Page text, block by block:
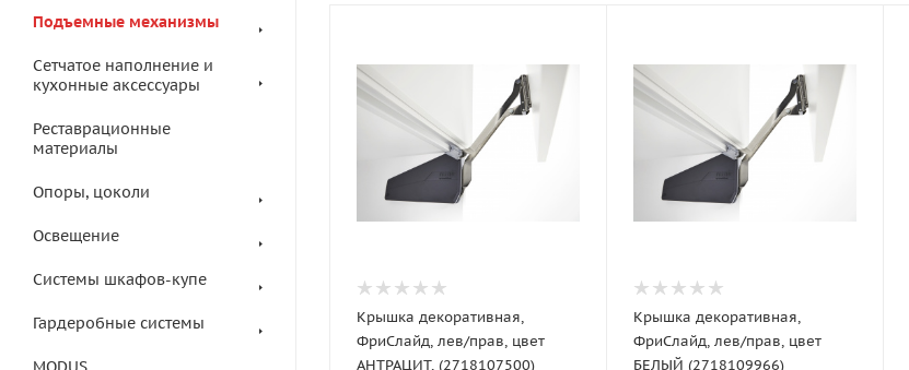
Подъемные механизмы
Сетчатое наполнение и
кухонные аксессуары
Реставрационные
материалы
Опоры, цоколи
Освещение
Системы шкафов-купе
Гардеробные системы
Крышка декоративная,
ФриСлайд, лев/прав, цвет
АНТРАЦИТ, (2718107500)
Крышка декоративная,
ФриСлайд, лев/прав, цвет
БЕЛЫЙ (2718109966)